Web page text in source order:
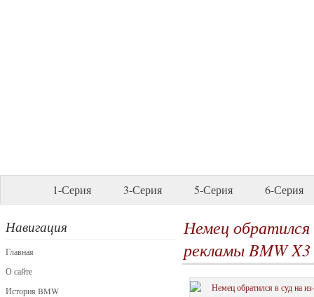
1-Серия 3-Серия 5-Серия 6-Серия
Навигация
Главная
О сайте
История BMW
Немец обратился
рекламы BMW X3